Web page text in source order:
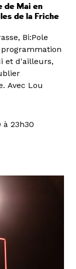
de Mai en
de la Friche
Bi:Pole
et d'ailleurs,
Avec Lou
à 23h30